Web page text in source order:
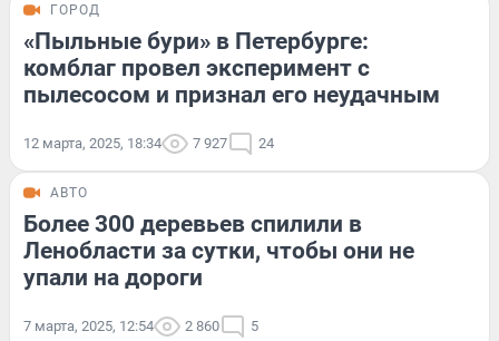
ГОРОД
«Пыльные бури» в Петербурге:
комблаг провел эксперимент с
пылесосом и признал его неудачным
12 марта, 2025, 18:34 7 927 24
АВТО
Более 300 деревьев спилили в
Ленобласти за сутки, чтобы они не
упали на дороги
7 марта, 2025, 12:54 2 860 5